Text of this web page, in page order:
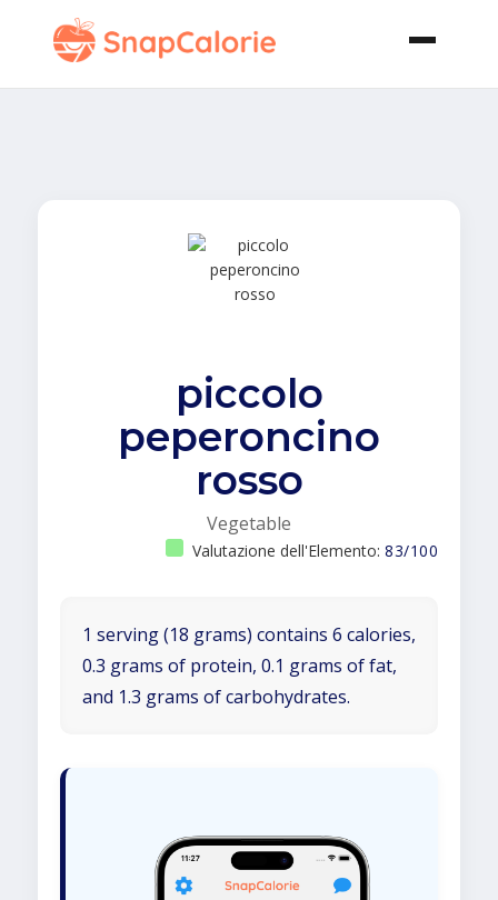
piccolo
peperoncino
rosso
Vegetable
Valutazione dell'Elemento: 83/100
1 serving (18 grams) contains 6 calories,
0.3 grams of protein, 0.1 grams of fat,
and 1.3 grams of carbohydrates.